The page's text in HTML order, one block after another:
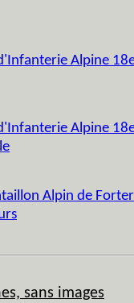
Alpine
Alpine
Alpin de
sans images